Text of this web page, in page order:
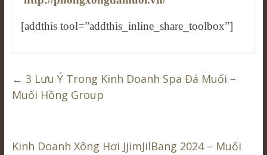
[addthis tool=”addthis_inline_share_toolbox”]
← 3 Lưu Ý Trong Kinh Doanh Spa Đá Muối –
Muối Hồng Group
Kinh Doanh Xông Hơi JjimJilBang 2024 – Muối